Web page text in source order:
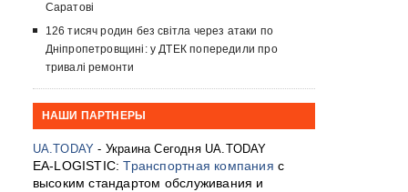
Саратові
126 тисяч родин без світла через атаки по
Дніпропетровщині: у ДТЕК попередили про
тривалі ремонти
НАШИ ПАРТНЕРЫ
UA.TODAY - Украина Сегодня UA.TODAY
EA-LOGISTIC:Транспортная компания с
высоким стандартом обслуживания и